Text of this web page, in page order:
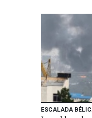
ESCALADA